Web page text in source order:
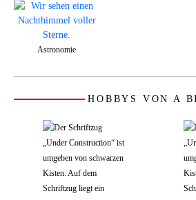
Astronomie
HOBBYS VON A